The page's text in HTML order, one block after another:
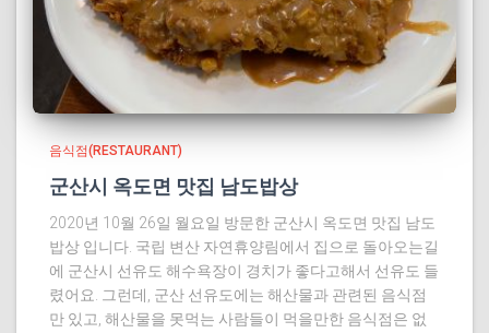
음식점(RESTAURANT)
군산시 옥도면 맛집 남도밥상
2020년 10월 26일 월요일 방문한 군산시 옥도면 맛집 남도
밥상 입니다. 국립 변산 자연휴양림에서 집으로 돌아오는길
에 군산시 선유도 해수욕장이 경치가 좋다고해서 선유도 들
렸어요. 그런데, 군산 선유도에는 해산물과 관련된 음식점
만 있고, 해산물을 못먹는 사람들이 먹을만한 음식점은 없